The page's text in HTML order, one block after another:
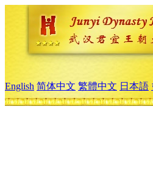
English 简体中文 繁體中文 日本語